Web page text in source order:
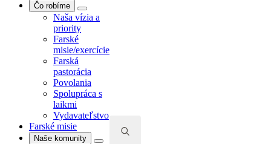
Čo robíme
Naša vízia a
priority
Farské
misie/exercície
Farská
pastorácia
Povolania
Spolupráca s
laikmi
Vydavateľstvo
Farské misie
Naše komunity